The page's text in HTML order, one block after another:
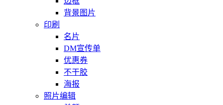
背景图片
印刷
名片
DM宣传单
优惠券
不干胶
海报
照片编辑